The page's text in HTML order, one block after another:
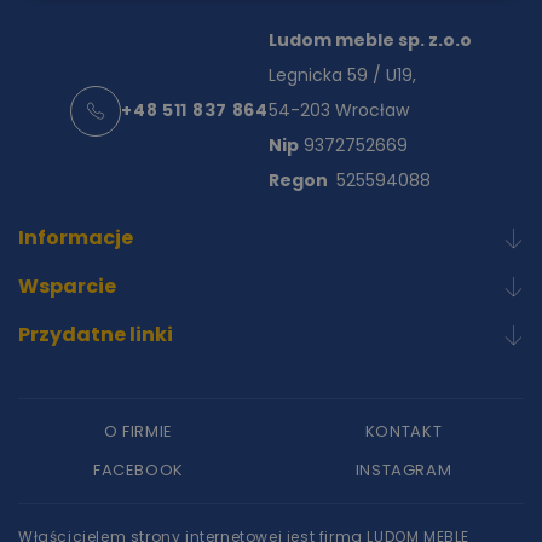
Informacje
Wsparcie
Przydatne linki
+48 511 837 864
Ludom meble sp. z.o.o
Legnicka 59 / U19,
54-203 Wrocław
Nip9372752669
Regon 525594088
O FIRMIE
KONTAKT
FACEBOOK
INSTAGRAM
Właścicielem strony internetowej jest firma LUDOM MEBLE